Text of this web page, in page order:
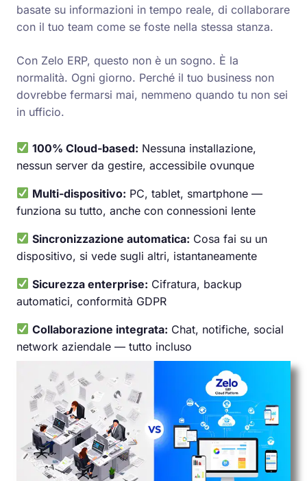
basate su informazioni in tempo reale, di collaborare
con il tuo team come se foste nella stessa stanza.
Con Zelo ERP, questo non è un sogno. È la
normalità. Ogni giorno. Perché il tuo business non
dovrebbe fermarsi mai, nemmeno quando tu non sei
in ufficio.
100% Cloud-based: Nessuna installazione,
nessun server da gestire, accessibile ovunque
Multi-dispositivo: PC, tablet, smartphone —
funziona su tutto, anche con connessioni lente
Sincronizzazione automatica: Cosa fai su un
dispositivo, si vede sugli altri, istantaneamente
Sicurezza enterprise: Cifratura, backup
automatici, conformità GDPR
Collaborazione integrata: Chat, notifiche, social
network aziendale — tutto incluso